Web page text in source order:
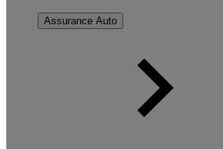
Assurance Auto